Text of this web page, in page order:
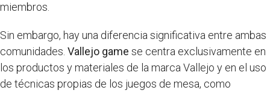
miembros.
Sin embargo, hay una diferencia significativa entre ambas
comunidades. Vallejo game se centra exclusivamente en
los productos y materiales de la marca Vallejo y en el uso
de técnicas propias de los juegos de mesa, como